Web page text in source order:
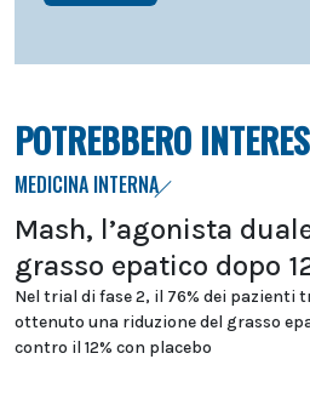
POTREBBERO
MEDICINA INTERNA
Mash, l’agonista
grasso epatico dopo
Nel trial di fase 2, il 76% dei pazienti
ottenuto una riduzione del grasso
contro il 12% con placebo